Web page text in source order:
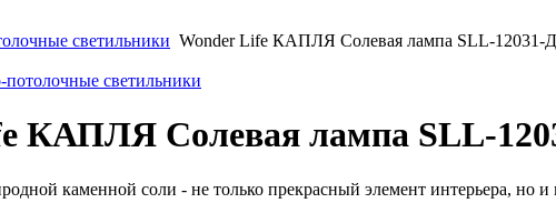
светильники Wonder Life КАПЛЯ Солевая лампа SLL-12031-Д
светильники
КАПЛЯ Солевая лампа SLL-
каменной соли - не только прекрасный элемент интерьера, но